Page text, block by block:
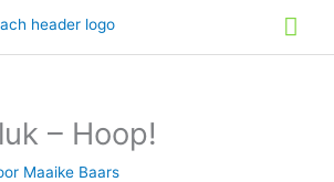
– Hoop!
Maaike Baars